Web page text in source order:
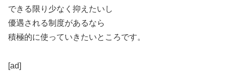
できる限り少なく抑えたいし
優遇される制度があるなら
積極的に使っていきたいところです。
[ad]